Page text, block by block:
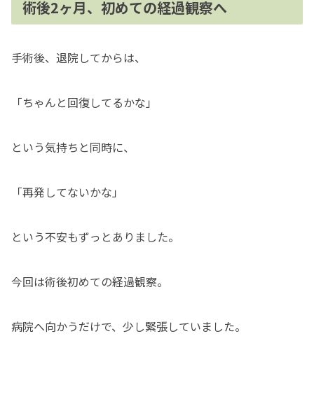
術後2ヶ月、初めての経過観察へ
手術後、退院してからは、
「ちゃんと回復してるかな」
という気持ちと同時に、
「再発してないかな」
という不安もずっとありました。
今回は術後初めての経過観察。
病院へ向かうだけで、少し緊張していました。